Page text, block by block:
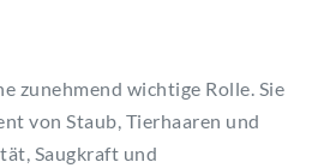
zunehmend wichtige Rolle. Sie
von Staub, Tierhaaren und
Saugkraft und